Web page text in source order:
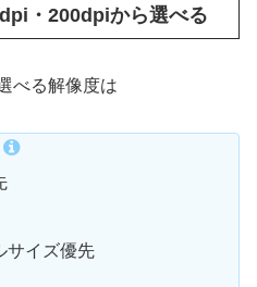
・200dpiから選べる
べる解像度は
サイズ優先